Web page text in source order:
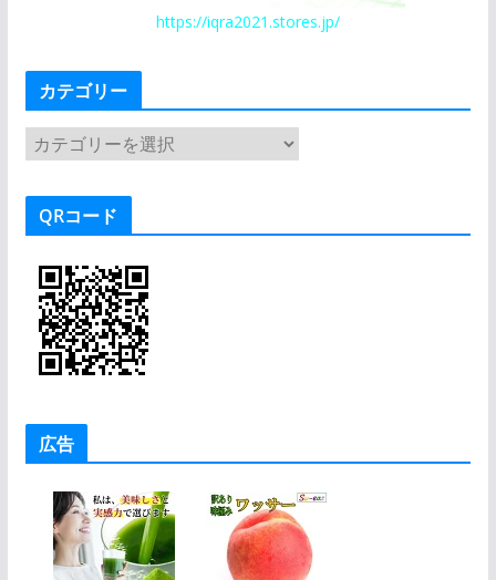
https://iqra2021.stores.jp/
カテゴリー
カ
ゴ
QRコード
広告